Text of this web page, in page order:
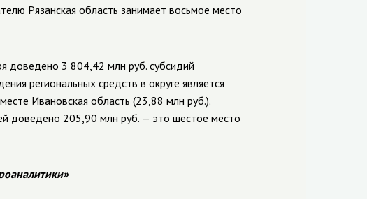
Рязанская область занимает восьмое место
доведено 3 804,42 млн руб. субсидий
региональных средств в округе является
Ивановская область (23,88 млн руб.).
доведено 205,90 млн руб. — это шестое место